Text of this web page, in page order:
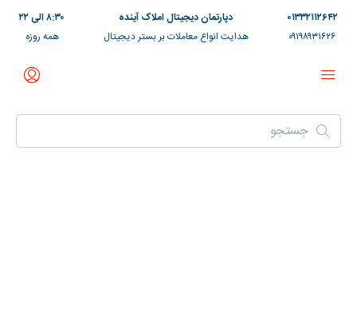
۰۱۳۳۲۱۱۲۶۴۲
۰۹۱۹۸۹۳۱۶۲۶
دپارتمان دیجیتال املاک آینده
هدایت انواع معاملات بر بستر دیجیتال
۸:۳۰ الی ۲۲
همه روزه